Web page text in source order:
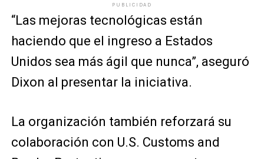
PUBLICIDAD
“Las mejoras tecnológicas están
haciendo que el ingreso a Estados
Unidos sea más ágil que nunca”, aseguró
Dixon al presentar la iniciativa.
La organización también reforzará su
colaboración con U.S. Customs and